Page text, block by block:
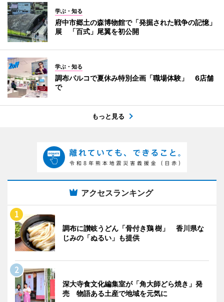
学ぶ・知る
府中市郷土の森博物館で「発掘された戦争の記憶」
展 「百式」尾翼を初公開
学ぶ・知る
調布パルコで夏休み特別企画「職場体験」 6店舗
で
もっと見る
アクセスランキング
調布に讃岐うどん「骨付き鶏 樹」 香川県な
じみの「ぬるい」も提供
深大寺食文化編集室が「角大師どら焼き」発
売 物語ある土産で地域を元気に